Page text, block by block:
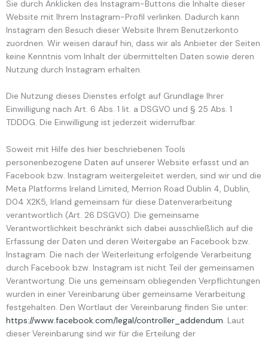
Sie durch Anklicken des Instagram-Buttons die Inhalte dieser
Website mit Ihrem Instagram-Profil verlinken. Dadurch kann
Instagram den Besuch dieser Website Ihrem Benutzerkonto
zuordnen. Wir weisen darauf hin, dass wir als Anbieter der Seiten
keine Kenntnis vom Inhalt der übermittelten Daten sowie deren
Nutzung durch Instagram erhalten.
Die Nutzung dieses Dienstes erfolgt auf Grundlage Ihrer
Einwilligung nach Art. 6 Abs. 1 lit. a DSGVO und § 25 Abs. 1
TDDDG. Die Einwilligung ist jederzeit widerrufbar.
Soweit mit Hilfe des hier beschriebenen Tools
personenbezogene Daten auf unserer Website erfasst und an
Facebook bzw. Instagram weitergeleitet werden, sind wir und die
Meta Platforms Ireland Limited, Merrion Road Dublin 4, Dublin,
D04 X2K5, Irland gemeinsam für diese Datenverarbeitung
verantwortlich (Art. 26 DSGVO). Die gemeinsame
Verantwortlichkeit beschränkt sich dabei ausschließlich auf die
Erfassung der Daten und deren Weitergabe an Facebook bzw.
Instagram. Die nach der Weiterleitung erfolgende Verarbeitung
durch Facebook bzw. Instagram ist nicht Teil der gemeinsamen
Verantwortung. Die uns gemeinsam obliegenden Verpflichtungen
wurden in einer Vereinbarung über gemeinsame Verarbeitung
festgehalten. Den Wortlaut der Vereinbarung finden Sie unter:
https://www.facebook.com/legal/controller_addendum. Laut
dieser Vereinbarung sind wir für die Erteilung der